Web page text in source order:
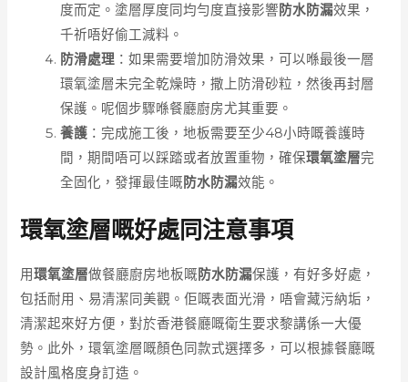
度而定。塗層厚度同均勻度直接影響防水防漏效果，
千祈唔好偷工減料。
防滑處理 ：如果需要增加防滑效果，可以喺最後一層
環氧塗層未完全乾燥時，撒上防滑砂粒，然後再封層
保護。呢個步驟喺餐廳廚房尤其重要。
養護 ：完成施工後，地板需要至少48小時嘅養護時
間，期間唔可以踩踏或者放置重物，確保環氧塗層完
全固化，發揮最佳嘅防水防漏效能。
環氧塗層嘅好處同注意事項
用環氧塗層做餐廳廚房地板嘅防水防漏保護，有好多好處，
包括耐用、易清潔同美觀。佢嘅表面光滑，唔會藏污納垢，
清潔起來好方便，對於香港餐廳嘅衛生要求黎講係一大優
勢。此外，環氧塗層嘅顏色同款式選擇多，可以根據餐廳嘅
設計風格度身訂造。